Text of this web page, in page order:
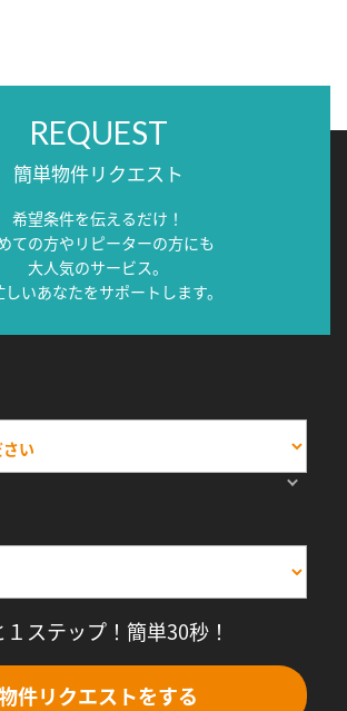
REQUEST
簡単物件リクエスト
希望条件を伝えるだけ！
ての方やリピーターの方にも
大人気のサービス。
しいあなたをサポートします。
１ステップ！簡単30秒！
件リクエストをする